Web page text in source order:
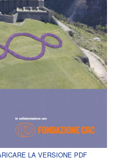
LA VERSIONE PDF